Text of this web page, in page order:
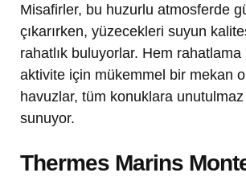
Misafirler, bu huzurlu atmosferde
çıkarırken, yüzecekleri suyun
rahatlık buluyorlar. Hem rahatlama
aktivite için mükemmel bir mekan
havuzlar, tüm konuklara
sunuyor.
Thermes Marins